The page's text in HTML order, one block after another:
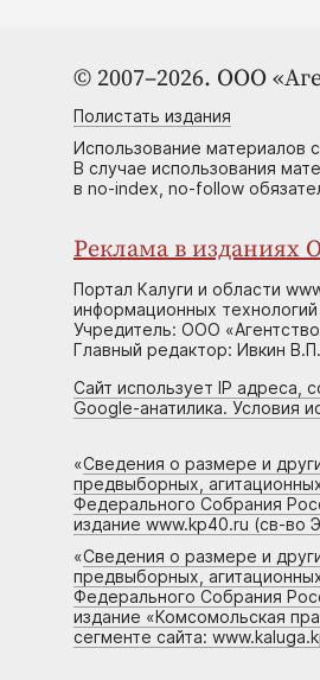
© 2007–2026. ООО
Полистать издания
Использование материалов
В случае использования
в no-index, no-follow
Реклама в изданиях
Портал Калуги и области
информационных
Учредитель: ООО
Главный редактор: Ивкин В.П.
Сайт использует IP адреса,
Google-анатилика. Условия
«Сведения о размере и
предвыборных,
Федерального Собрания
издание www.kp40.ru (св-во
«Сведения о размере и
предвыборных,
Федерального Собрания
издание «Комсомольская
сегменте сайта: